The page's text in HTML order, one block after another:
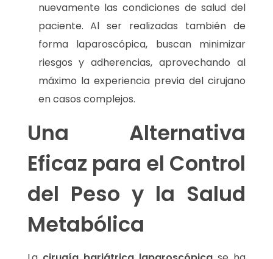
nuevamente las condiciones de salud del
paciente. Al ser realizadas también de
forma laparoscópica, buscan minimizar
riesgos y adherencias, aprovechando al
máximo la experiencia previa del cirujano
en casos complejos.
Una Alternativa
Eficaz para el Control
del Peso y la Salud
Metabólica